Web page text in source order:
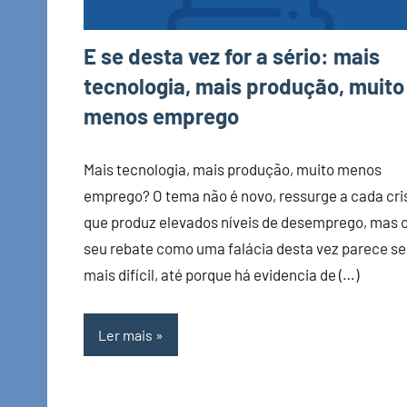
E se desta vez for a sério: mais
tecnologia, mais produção, muito
menos emprego
Mais tecnologia, mais produção, muito menos
emprego? O tema não é novo, ressurge a cada
que produz elevados níveis de desemprego, mas
seu rebate como uma falácia desta vez parece
mais difícil, até porque há evidencia de (…)
Ler mais